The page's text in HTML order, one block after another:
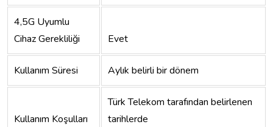
4,5G Uyumlu
Cihaz Gerekliliği
Evet
Kullanım Süresi Aylık belirli bir dönem
Kullanım Koşulları
Türk Telekom tarafından belirlenen
tarihlerde